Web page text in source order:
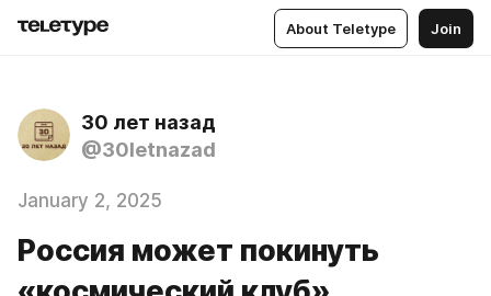
About Teletype Join
30 лет назад
@30letnazad
January 2, 2025
Россия может покинуть